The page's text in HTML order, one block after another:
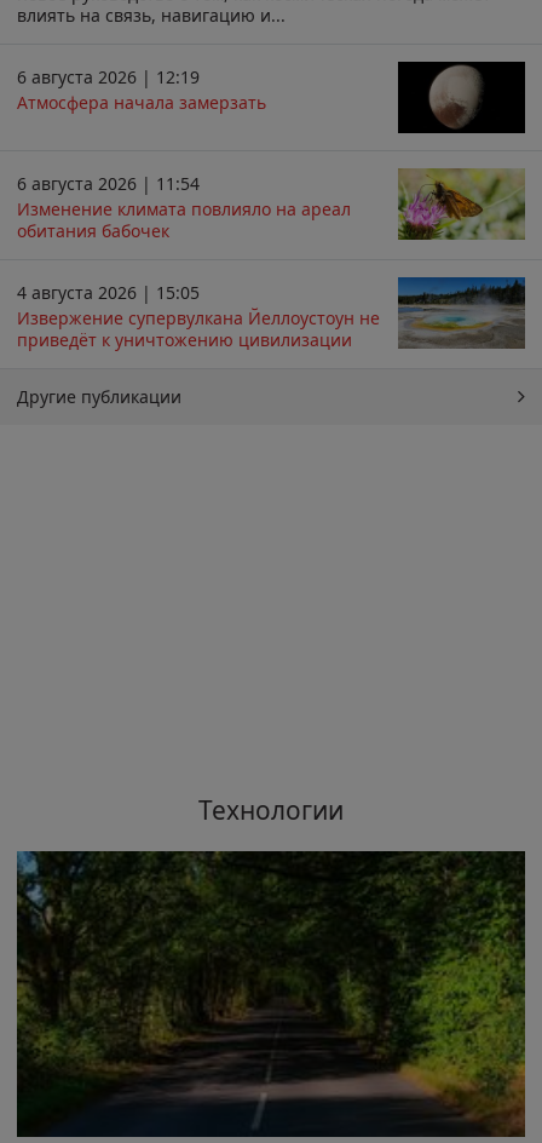
влиять на связь, навигацию и...
6 августа 2026 | 12:19
Атмосфера начала замерзать
6 августа 2026 | 11:54
Изменение климата повлияло на ареал
обитания бабочек
4 августа 2026 | 15:05
Извержение супервулкана Йеллоустоун не
приведёт к уничтожению цивилизации
Другие публикации
Технологии